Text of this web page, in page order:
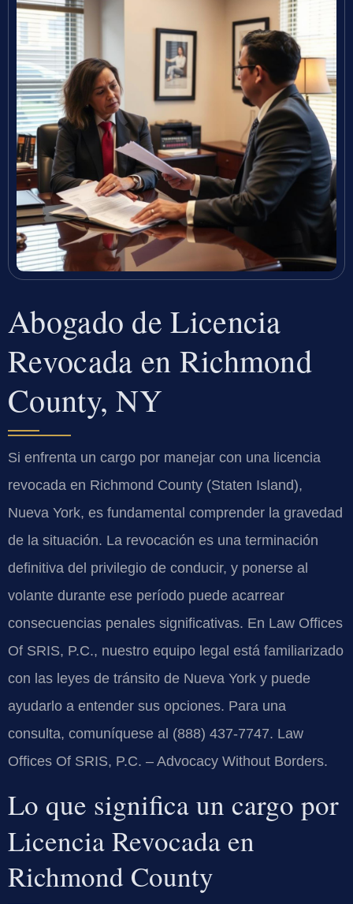
Abogado de Licencia
Revocada en Richmond
County, NY
Si enfrenta un cargo por manejar con una licencia
revocada en Richmond County (Staten Island),
Nueva York, es fundamental comprender la gravedad
de la situación. La revocación es una terminación
definitiva del privilegio de conducir, y ponerse al
volante durante ese período puede acarrear
consecuencias penales significativas. En Law Offices
Of SRIS, P.C., nuestro equipo legal está familiarizado
con las leyes de tránsito de Nueva York y puede
ayudarlo a entender sus opciones. Para una
consulta, comuníquese al (888) 437-7747. Law
Offices Of SRIS, P.C. – Advocacy Without Borders.
Lo que significa un cargo por
Licencia Revocada en
Richmond County